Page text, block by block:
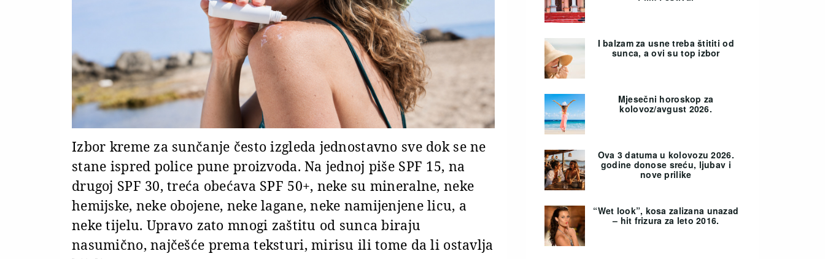
Izbor kreme za sunčanje često izgleda jednostavno sve dok se ne
stane ispred police pune proizvoda. Na jednoj piše SPF 15, na
drugoj SPF 30, treća obećava SPF 50+, neke su mineralne, neke
hemijske, neke obojene, neke lagane, neke namijenjene licu, a
neke tijelu. Upravo zato mnogi zaštitu od sunca biraju
nasumično, najčešće prema teksturi, mirisu ili tome da li ostavlja
I balzam za usne treba štititi od
sunca, a ovi su top izbor
Mjesečni horoskop za
kolovoz/avgust 2026.
Ova 3 datuma u kolovozu 2026.
godine donose sreću, ljubav i
nove prilike
“Wet look”, kosa zalizana unazad
– hit frizura za leto 2016.